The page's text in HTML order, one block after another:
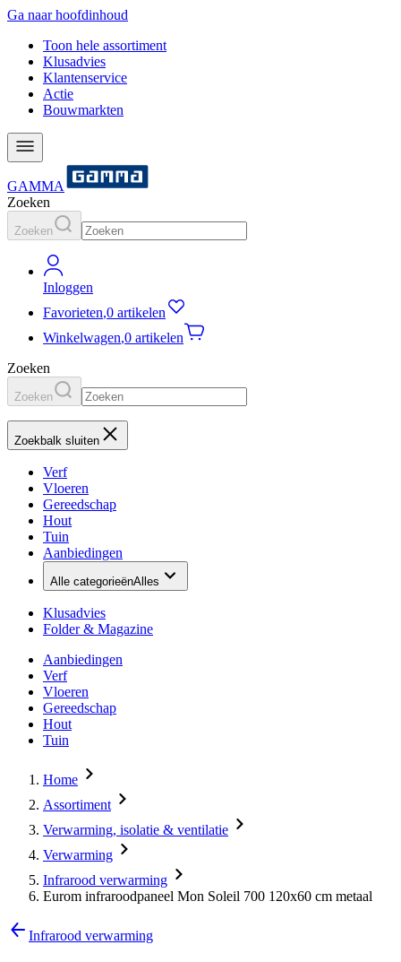
Ga naar hoofdinhoud
Toon hele assortiment
Klusadvies
Klantenservice
Actie
Bouwmarkten
GAMMA
Zoeken
Zoeken
Inloggen
Favorieten,0 artikelen
Winkelwagen,0 artikelen
Zoeken
Zoeken
Zoekbalk sluiten
Verf
Vloeren
Gereedschap
Hout
Tuin
Aanbiedingen
Alle categorieënAlles
Klusadvies
Folder & Magazine
Aanbiedingen
Verf
Vloeren
Gereedschap
Hout
Tuin
Home
Assortiment
Verwarming, isolatie & ventilatie
Verwarming
Infrarood verwarming
Eurom infraroodpaneel Mon Soleil 700 120x60 cm metaal
Infrarood verwarming